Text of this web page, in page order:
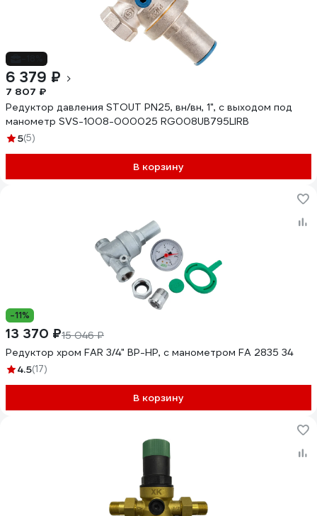
6 379 ₽
7 807 ₽
Редуктор давления STOUT PN25, вн/вн, 1", с выходом под
манометр SVS-1008-000025 RG008UB795LIRB
5(5)
В корзину
-11%
13 370 ₽15 046 ₽
Редуктор хром FAR 3/4" ВР-НР, с манометром FA 2835 34
4.5(17)
В корзину